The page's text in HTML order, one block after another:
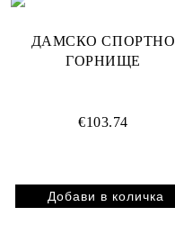
ДАМСКО СПОРТНО
ГОРНИЩЕ
€103.74